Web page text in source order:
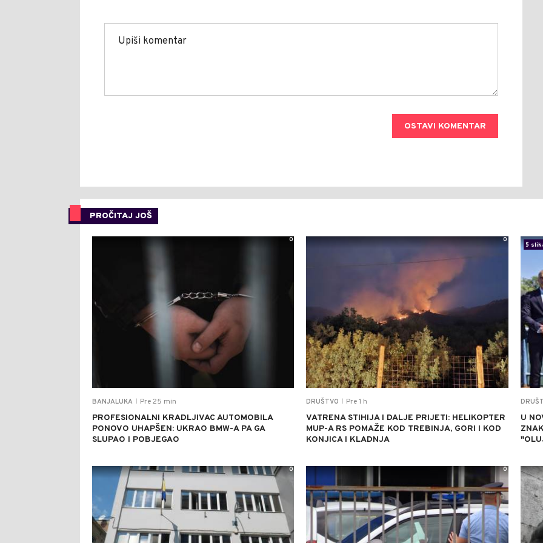
OSTAVI KOMENTAR
PROČITAJ JOŠ
BANJALUKA Pre 25 min
PROFESIONALNI KRADLJIVAC AUTOMOBILA
PONOVO UHAPŠEN: UKRAO BMW-A PA GA
SLUPAO I POBJEGAO
0
DRUŠTVO Pre 1 h
VATRENA STIHIJA I DALJE PRIJETI: HELIKOPTER
MUP-A RS POMAŽE KOD TREBINJA, GORI I KOD
KONJICA I KLADNJA
0
U
5
0 0